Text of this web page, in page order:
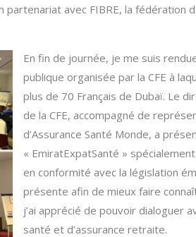
partenariat avec FIBRE, la fédération
En fin de journée, je me suis
publique organisée par la CFE à
plus de 70 Français de Dubaï. Le
de la CFE, accompagné de
d’Assurance Santé Monde, a
« EmiratExpatSanté »
en conformité avec la législation
présente afin de mieux faire
j’ai apprécié de pouvoir dialoguer
santé et d’assurance retraite.